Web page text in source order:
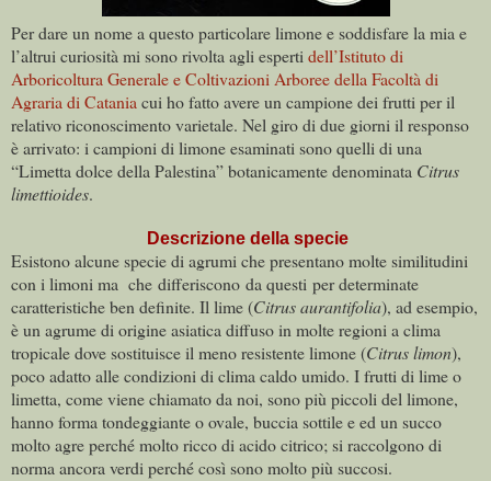
Per dare un nome a questo particolare limone e soddisfare la mia e
l’altrui curiosità mi sono rivolta agli espertidell’Istituto di
Arboricoltura Generale e Coltivazioni Arboree della Facoltà di
Agraria di Cataniacui ho fatto avere un campione dei frutti per il
relativo riconoscimento varietale. Nel giro di due giorni il responso
è arrivato: i campioni di limone esaminati sono quelli di una
“Limetta dolce della Palestina” botanicamente denominata Citrus
limettioides.
Descrizione della specie
Esistono alcune specie di agrumi che presentano molte similitudini
con i limoni ma che differiscono da questi per determinate
caratteristiche ben definite. Il lime (Citrus aurantifolia), ad esempio,
è un agrume di origine asiatica diffuso in molte regioni a clima
tropicale dove sostituisce il meno resistente limone (Citrus limon),
poco adatto alle condizioni di clima caldo umido. I frutti di lime o
limetta, come viene chiamato da noi, sono più piccoli del limone,
hanno forma tondeggiante o ovale, buccia sottile e ed un succo
molto agre perché molto ricco di acido citrico; si raccolgono di
norma ancora verdi perché così sono molto più succosi.